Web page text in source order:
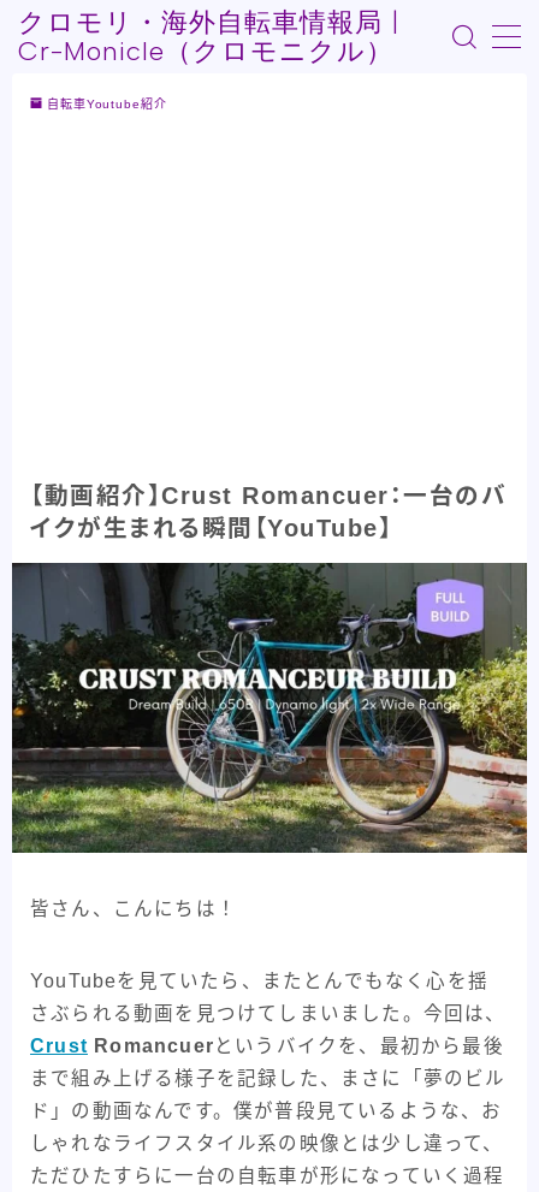
クロモリ・海外自転車情報局 |
Cr-Monicle（クロモニクル）
メーカー紹介 82
フレームメーカー紹介 25
パーツメーカー紹介 58
プロダクト紹介 84
フレーム紹介 44
パーツ紹介 40
記事紹介 32
自転車うんちく系 93
その他記事 8
All View 346
30kmh巡航への道 ADEPT ARAYA BMX
CHROME fairweather KONA
MagicCompornents MASI MIYATA NJS
自転車Youtube紹介
【動画紹介】Crust Romancuer：一台のバ
イクが生まれる瞬間【YouTube】
皆さん、こんにちは！
YouTubeを見ていたら、またとんでもなく心を揺
さぶられる動画を見つけてしまいました。今回は、
Crust Romancuer というバイクを、最初から最後
まで組み上げる様子を記録した、まさに「夢のビル
ド」の動画なんです。僕が普段見ているような、お
しゃれなライフスタイル系の映像とは少し違って、
ただひたすらに一台の自転車が形になっていく過程